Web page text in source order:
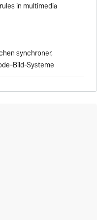
in multimedia
synchroner,
Bild-Systeme